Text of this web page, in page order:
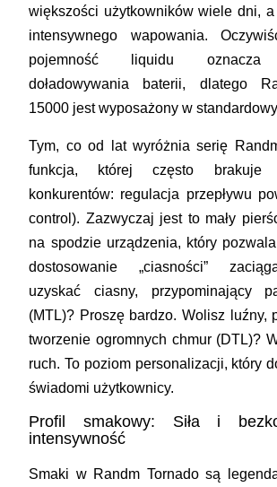
większości użytkowników wiele dni,
intensywnego wapowania.
pojemność liquidu oznacza
doładowywania baterii, dlatego
15000 jest wyposażony w
Tym, co od lat wyróżnia serię
funkcja, której często brakuje
konkurentów: regulacja przepływu
control). Zazwyczaj jest to mały
na spodzie urządzenia, który
dostosowanie „ciasności”
uzyskać ciasny, przypominający
(MTL)? Proszę bardzo. Wolisz luźny,
tworzenie ogromnych chmur (DTL)?
ruch. To poziom personalizacji, który
świadomi użytkownicy.
Profil smakowy: Siła i
intensywność
Smaki w Randm Tornado są